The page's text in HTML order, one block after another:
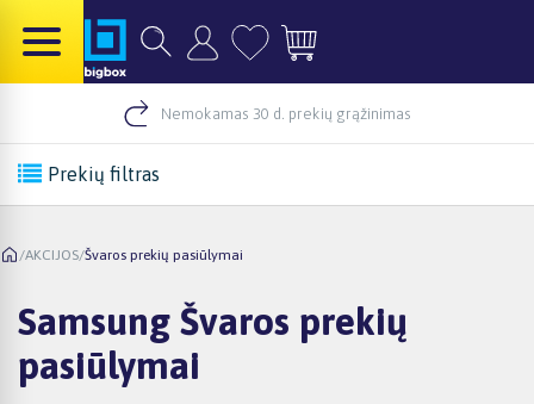
Nemokamas 30 d. prekių grąžinimas
Prekių filtras
/AKCIJOS/Švaros prekių pasiūlymai
Samsung Švaros prekių
pasiūlymai